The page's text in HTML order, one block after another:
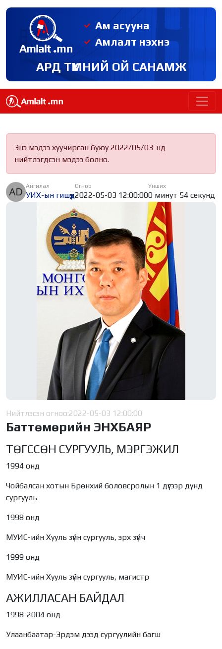
Ам асууна
Амлалт нэхнэ
АРД ТҮМНИЙ ОЙ САНАМЖ
Энэ мэдээ хуучирсан буюу 2022/05/03-нд
нийтлэгдсэн мэдээ болно.
Ангилал
УИХ-ын гишүүд
Огноо
2022-05-03 12:00:00
Унших
0 минут 54 секунд
Нийтлэсэн огноо:2022-05-03 12:00:00
Баттөмөрийн ЭНХБАЯР
ТӨГССӨН СУРГУУЛЬ, МЭРГЭЖИЛ
1994 онд
Чойбалсан хотын Брөнхий боловсролын 1 дүгээр дунд
сургууль
1998 онд
МУИС-ийн Хууль зүйн сургууль, эрх зүйч
1999 онд
МУИС-ийн Хууль зүйн сургууль, магистр
АЖИЛЛАСАН БАЙДАЛ
1998-2004 онд
Улаанбаатар-Эрдэм дээд сургуулийн багш